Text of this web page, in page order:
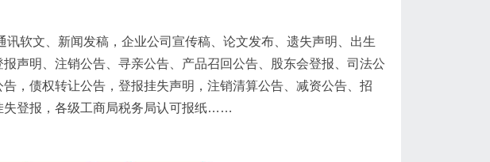
软文、新闻发稿，企业公司宣传稿、论文发布、遗失声明、出生
声明、注销公告、寻亲公告、产品召回公告、股东会登报、司法公
，债权转让公告，登报挂失声明，注销清算公告、减资公告、招
失登报，各级工商局税务局认可报纸……